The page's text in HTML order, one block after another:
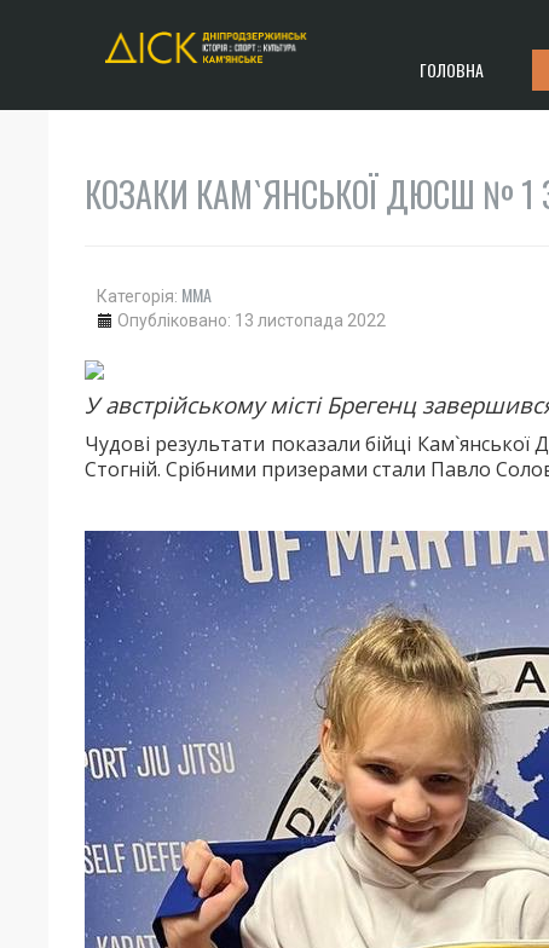
ГОЛОВНА
КОЗАКИ КАМ`ЯНСЬКОЇ ДЮСШ № 1
Категорія: ММА
Опубліковано: 13 листопада 2022
У австрійському місті Брегенц
Чудові результати показали бійці
Стогній. Срібними призерами стали Павло